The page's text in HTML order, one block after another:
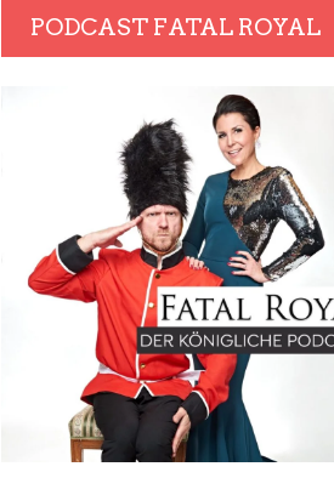
PODCAST FATAL ROYAL